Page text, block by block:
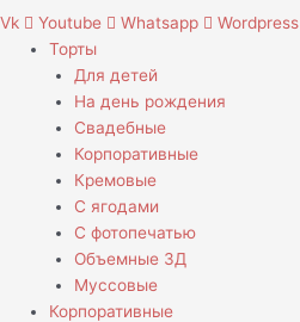
Vk Youtube Whatsapp
Wordpress
Торты
Для детей
На день рождения
Свадебные
Корпоративные
Кремовые
С ягодами
С фотопечатью
Объемные 3Д
Муссовые
Корпоративные